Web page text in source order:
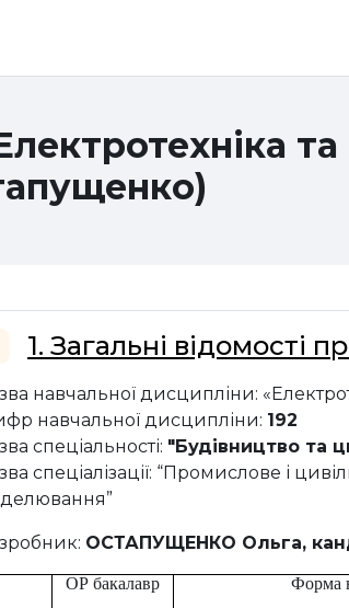
розділу
1. Загальні відомості
навчальної дисципліни:
навчальної дисципліни: 192
спеціальності: "Будівництво та
спеціалізації: “Промислове і
ОСТАПУЩЕНКО Ольга,
ОР бакалавр Форма